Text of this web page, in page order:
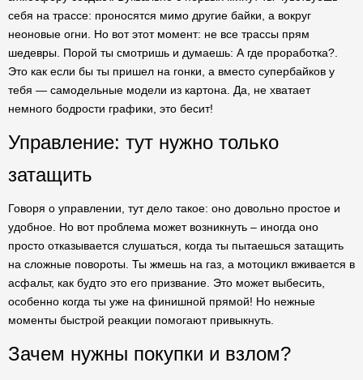
себя на трассе: проносятся мимо другие байки, а вокруг
неоновые огни. Но вот этот момент: не все трассы прям
шедевры. Порой ты смотришь и думаешь: А где проработка?.
Это как если бы ты пришел на гонки, а вместо супербайков у
тебя — самодельные модели из картона. Да, не хватает
немного бодрости графики, это бесит!
Управление: тут нужно только
затащить
Говоря о управлении, тут дело такое: оно довольно простое и
удобное. Но вот проблема может возникнуть – иногда оно
просто отказывается слушаться, когда ты пытаешься затащить
на сложные повороты. Ты жмешь на газ, а мотоцикл вживается в
асфальт, как будто это его призвание. Это может выбесить,
особенно когда ты уже на финишной прямой! Но нежные
моменты быстрой реакции помогают привыкнуть.
Зачем нужны покупки и взлом?